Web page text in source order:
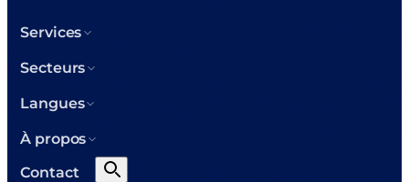
Services
Secteurs
Langues
À propos
Contact